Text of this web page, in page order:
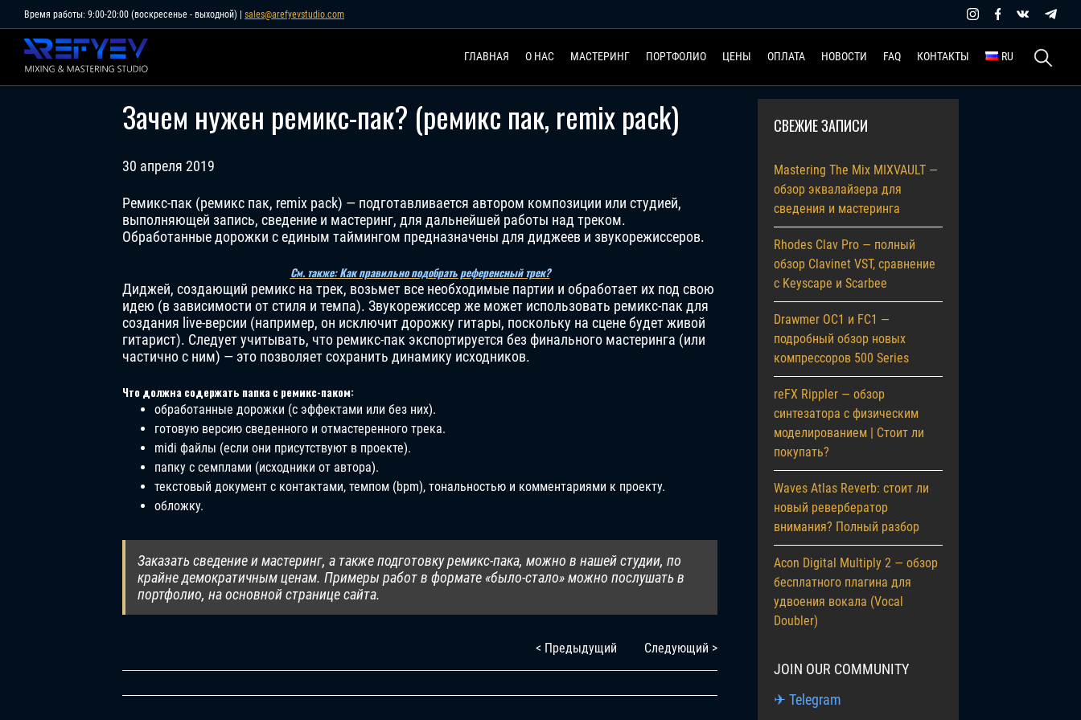
to
content
Время работы: 9:00-20:00 (воскресенье - выходной) | sales@arefyevstudio.com
ГЛАВНАЯ О НАС МАСТЕРИНГ ПОРТФОЛИО ЦЕНЫ ОПЛАТА НОВОСТИ FAQ КОНТАКТЫ RU Найти:
Зачем нужен ремикс-пак? (ремикс пак, remix pack)
30 апреля 2019
Ремикс-пак (ремикс пак, remix pack) — подготавливается автором композиции или студией,
выполняющей запись, сведение и мастеринг, для дальнейшей работы над треком.
Обработанные дорожки с единым таймингом предназначены для диджеев и звукорежиссеров.
См. также: Как правильно подобрать референсный трек?
Диджей, создающий ремикс на трек, возьмет все необходимые партии и обработает их под свою
идею (в зависимости от стиля и темпа). Звукорежиссер же может использовать ремикс-пак для
создания live-версии (например, он исключит дорожку гитары, поскольку на сцене будет живой
гитарист). Следует учитывать, что ремикс-пак экспортируется без финального мастеринга (или
частично с ним) — это позволяет сохранить динамику исходников.
Что должна содержать папка с ремикс-паком:
обработанные дорожки (с эффектами или без них).
готовую версию сведенного и отмастеренного трека.
midi файлы (если они присутствуют в проекте).
папку с семплами (исходники от автора).
текстовый документ с контактами, темпом (bpm), тональностью и комментариями к проекту.
обложку.
Заказать сведение и мастеринг, а также подготовку ремикс-пака, можно в нашей студии, по
крайне демократичным ценам. Примеры работ в формате «было-стало» можно послушать в
портфолио, на основной странице сайта.
< Предыдущий Следующий >
СВЕЖИЕ ЗАПИСИ
Mastering The Mix MIXVAULT —
обзор эквалайзера для
сведения и мастеринга
Rhodes Clav Pro — полный
обзор Clavinet VST, сравнение
с Keyscape и Scarbee
Drawmer OC1 и FC1 —
подробный обзор новых
компрессоров 500 Series
reFX Rippler — обзор
синтезатора с физическим
моделированием | Стоит ли
покупать?
Waves Atlas Reverb: стоит ли
новый ревербератор
внимания? Полный разбор
Acon Digital Multiply 2 — обзор
бесплатного плагина для
удвоения вокала (Vocal
Doubler)
JOIN OUR COMMUNITY
✈ Telegram